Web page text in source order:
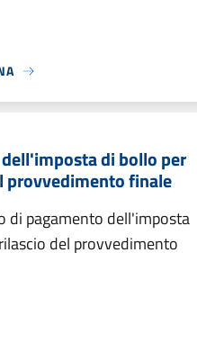
di bollo per
provvedimento finale
di pagamento dell'imposta
del provvedimento